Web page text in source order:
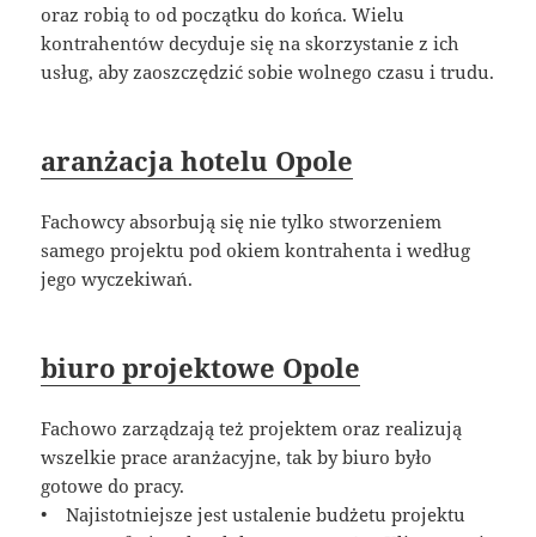
oraz robią to od początku do końca. Wielu
kontrahentów decyduje się na skorzystanie z ich
usług, aby zaoszczędzić sobie wolnego czasu i trudu.
aranżacja hotelu Opole
Fachowcy absorbują się nie tylko stworzeniem
samego projektu pod okiem kontrahenta i według
jego wyczekiwań.
biuro projektowe Opole
Fachowo zarządzają też projektem oraz realizują
wszelkie prace aranżacyjne, tak by biuro było
gotowe do pracy.
• Najistotniejsze jest ustalenie budżetu projektu